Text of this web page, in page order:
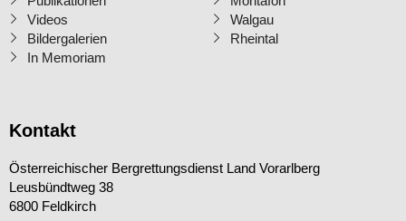
Videos
Bildergalerien
In Memoriam
Walgau
Rheintal
Kontakt
Österreichischer Bergrettungsdienst Land Vorarlberg
Leusbündtweg 38
6800 Feldkirch